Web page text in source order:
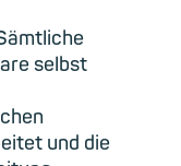
selbst
und die